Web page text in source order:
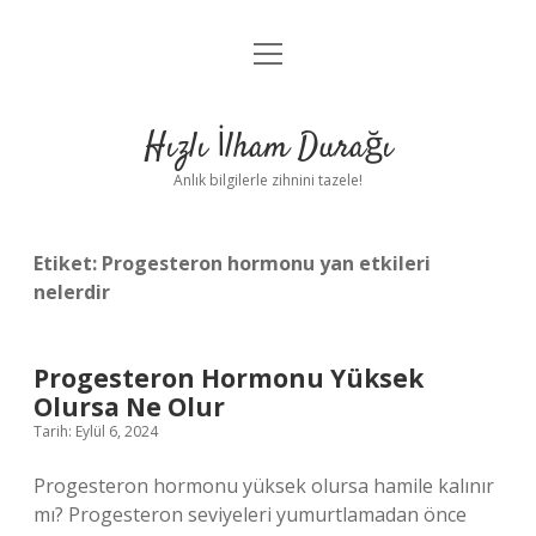
Anasayfa
Yasal Uyarı
menüyü
Hızlı İlham Durağı
Anlık bilgilerle zihnini tazele!
Etiket: Progesteron hormonu yan etkileri
nelerdir
Progesteron Hormonu Yüksek
Olursa Ne Olur
Tarih: Eylül 6, 2024
Progesteron hormonu yüksek olursa hamile kalınır
mı? Progesteron seviyeleri yumurtlamadan önce